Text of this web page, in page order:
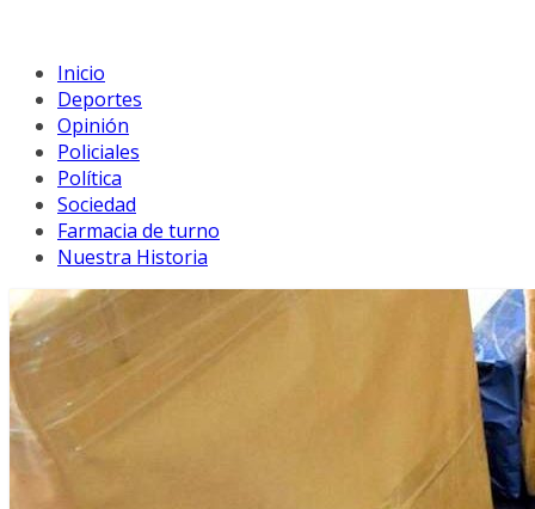
Inicio
Deportes
Opinión
Policiales
Política
Sociedad
Farmacia de turno
Nuestra Historia